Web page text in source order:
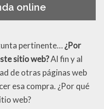
online
pertinente…¿Por
sitio web?Al fin y al
de otras páginas web
esa compra. ¿Por qué
web?